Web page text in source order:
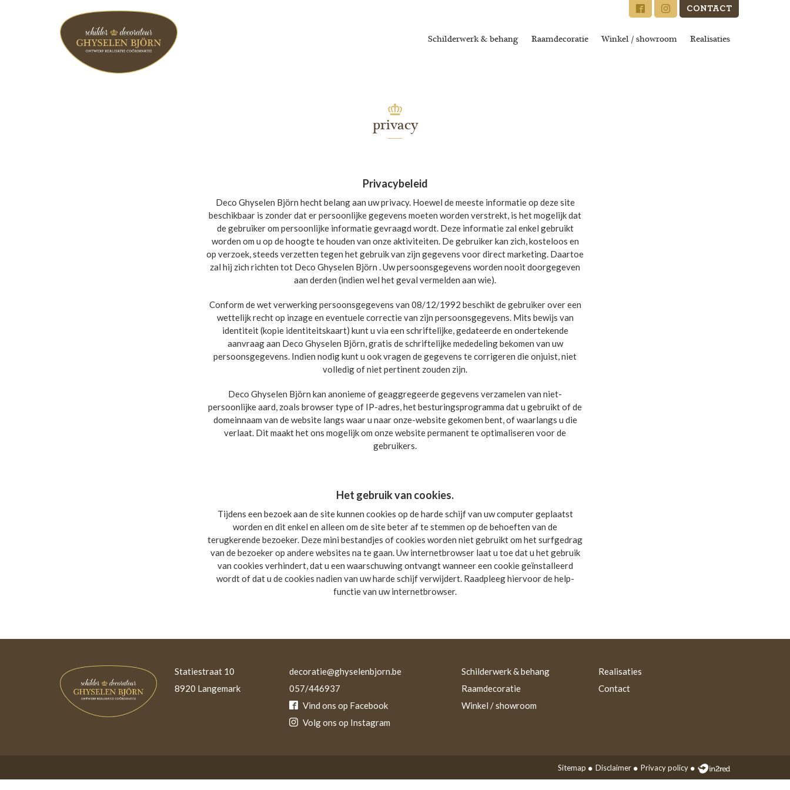
CONTACT
Schilderwerk & behang Raamdecoratie Winkel / showroom Realisaties
privacy
Privacybeleid
Deco Ghyselen Björn hecht belang aan uw privacy. Hoewel de meeste informatie op deze site
beschikbaar is zonder dat er persoonlijke gegevens moeten worden verstrekt, is het mogelijk dat
de gebruiker om persoonlijke informatie gevraagd wordt. Deze informatie zal enkel gebruikt
worden om u op de hoogte te houden van onze aktiviteiten. De gebruiker kan zich, kosteloos en
op verzoek, steeds verzetten tegen het gebruik van zijn gegevens voor direct marketing. Daartoe
zal hij zich richten tot Deco Ghyselen Björn . Uw persoonsgegevens worden nooit doorgegeven
aan derden (indien wel het geval vermelden aan wie).
Conform de wet verwerking persoonsgegevens van 08/12/1992 beschikt de gebruiker over een
wettelijk recht op inzage en eventuele correctie van zijn persoonsgegevens. Mits bewijs van
identiteit (kopie identiteitskaart) kunt u via een schriftelijke, gedateerde en ondertekende
aanvraag aan Deco Ghyselen Björn, gratis de schriftelijke mededeling bekomen van uw
persoonsgegevens. Indien nodig kunt u ook vragen de gegevens te corrigeren die onjuist, niet
volledig of niet pertinent zouden zijn.
Deco Ghyselen Björn kan anonieme of geaggregeerde gegevens verzamelen van niet-
persoonlijke aard, zoals browser type of IP-adres, het besturingsprogramma dat u gebruikt of de
domeinnaam van de website langs waar u naar onze-website gekomen bent, of waarlangs u die
verlaat. Dit maakt het ons mogelijk om onze website permanent te optimaliseren voor de
gebruikers.
Het gebruik van cookies.
Tijdens een bezoek aan de site kunnen cookies op de harde schijf van uw computer geplaatst
worden en dit enkel en alleen om de site beter af te stemmen op de behoeften van de
terugkerende bezoeker. Deze mini bestandjes of cookies worden niet gebruikt om het surfgedrag
van de bezoeker op andere websites na te gaan. Uw internetbrowser laat u toe dat u het gebruik
van cookies verhindert, dat u een waarschuwing ontvangt wanneer een cookie geïnstalleerd
wordt of dat u de cookies nadien van uw harde schijf verwijdert. Raadpleeg hiervoor de help-
functie van uw internetbrowser.
Statiestraat 10
8920 Langemark
decoratie@ghyselenbjorn.be
057/446937
Vind ons op Facebook
Volg ons op Instagram
Schilderwerk & behang
Raamdecoratie
Winkel / showroom
Realisaties
Contact
Sitemap Disclaimer Privacy policy